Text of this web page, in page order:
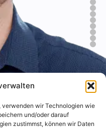
verwenden wir Technologien wie
und/oder darauf
zustimmst, können wir Daten